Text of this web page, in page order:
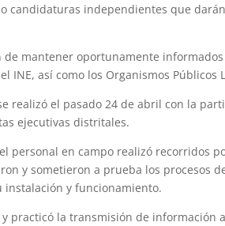
candidaturas independientes que
de mantener oportunamente
INE, así como los Organismos Públicos
realizó el pasado 24 de abril con la
ejecutivas distritales.
personal en campo realizó recorridos
y sometieron a prueba los procesos
instalación y funcionamiento.
practicó la transmisión de información